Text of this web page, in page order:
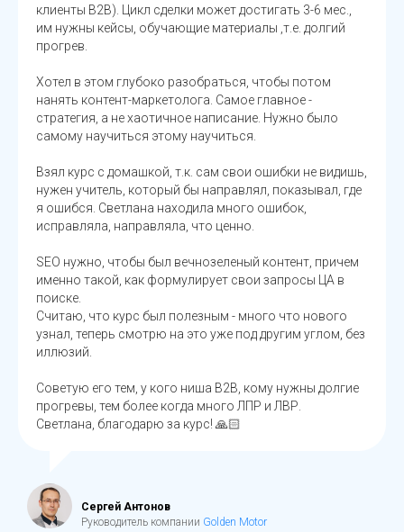
клиенты В2В). Цикл сделки может достигать 3-6 мес.,
им нужны кейсы, обучающие материалы ,т.е. долгий
прогрев.
Хотел в этом глубоко разобраться, чтобы потом
нанять контент-маркетолога. Самое главное -
стратегия, а не хаотичное написание. Нужно было
самому научиться этому научиться.
Взял курс с домашкой, т.к. сам свои ошибки не видишь,
нужен учитель, который бы направлял, показывал, где
я ошибся. Светлана находила много ошибок,
исправляла, направляла, что ценно.
SEO нужно, чтобы был вечнозеленый контент, причем
именно такой, как формулирует свои запросы ЦА в
поиске.
Считаю, что курс был полезным - много что нового
узнал, теперь смотрю на это уже под другим углом, без
иллюзий.
Советую его тем, у кого ниша В2В, кому нужны долгие
прогревы, тем более когда много ЛПР и ЛВР.
Светлана, благодарю за курс! 🙏🏻
Сергей Антонов
Руководитель компании Golden Motor